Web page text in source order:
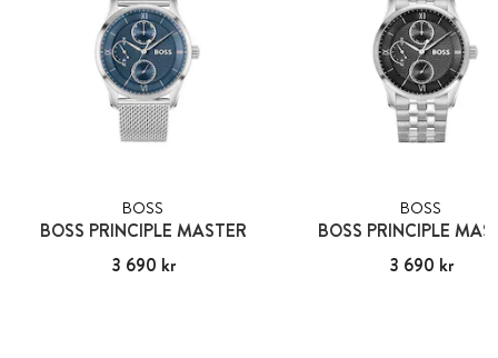
BOSS
BOSS PRINCIPLE MASTER
Pris :3 690 kr
3 690 kr
BOSS
BOSS PRINCIPLE
Pris :3 690 kr
3 690 kr